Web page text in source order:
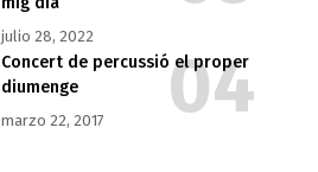
julio 28, 2022
Concert de percussió el proper
diumenge
marzo 22, 2017